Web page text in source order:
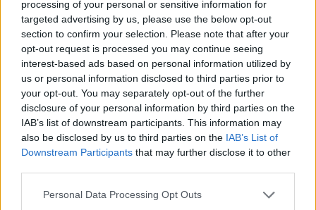
processing of your personal or sensitive information for
targeted advertising by us, please use the below opt-out
section to confirm your selection. Please note that after your
opt-out request is processed you may continue seeing
interest-based ads based on personal information utilized by
us or personal information disclosed to third parties prior to
your opt-out. You may separately opt-out of the further
disclosure of your personal information by third parties on the
IAB’s list of downstream participants. This information may
also be disclosed by us to third parties on the IAB’s List of
Downstream Participants that may further disclose it to other
Personal Data Processing Opt Outs
Rem
rem
maig 1, 2026
Rem
El quatre scull femení del CN Amposta
campió de la primera edició de la Lliga
Nacional de rem
abril 2, 2026